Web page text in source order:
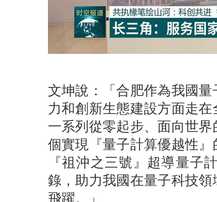
文坤說：「合肥作為我國
力和創新生態建設方面走
一系列從零起步、面向世
個實現『量子計算優越性
『祖沖之三號』超導量子
錄，助力我國在量子科技
飛躍。」